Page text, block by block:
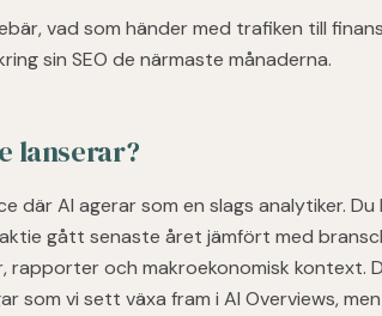
vad som händer med trafiken till
sin SEO de närmaste månaderna.
lanserar?
där AI agerar som en slags analytiker. Du
gått senaste året jämfört med
rapporter och makroekonomisk kontext.
som vi sett växa fram i AI Overviews,